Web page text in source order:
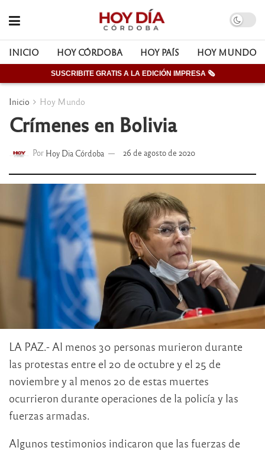
INICIO HOY CÓRDOBA HOY PAÍS HOY MUNDO
SUSCRIBITE GRATIS A LA EDICIÓN IMPRESA 🗞
Inicio Hoy Mundo
Crímenes en Bolivia
Por Hoy Dia Córdoba 26 de agosto de 2020
LA PAZ.- Al menos 30 personas murieron durante
las protestas entre el 20 de octubre y el 25 de
noviembre y al menos 20 de estas muertes
ocurrieron durante operaciones de la policía y las
fuerzas armadas.
Algunos testimonios indicaron que las fuerzas de